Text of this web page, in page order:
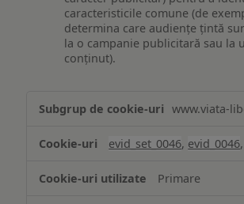
caracteristicile comune (de
determina care audiențe țintă
la o campanie publicitară sau la
conținut).
www.viata-
evid_set_0046, evid_0046,
Primare